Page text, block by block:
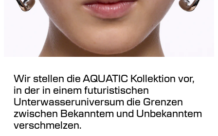
Wir stellen die AQUATIC Kollektion vor,
in der in einem futuristischen
Unterwasseruniversum die Grenzen
zwischen Bekanntem und Unbekanntem
verschmelzen.